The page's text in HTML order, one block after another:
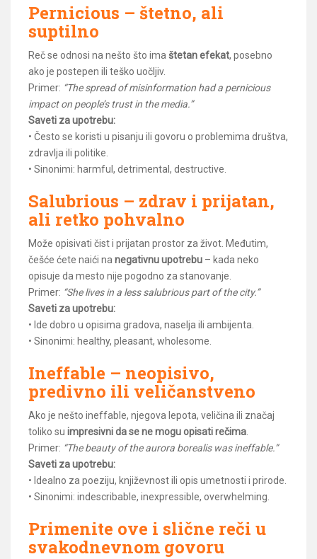
Pernicious – štetno, ali
suptilno
Reč se odnosi na nešto što ima štetan efekat, posebno
ako je postepen ili teško uočljiv.
Primer: “The spread of misinformation had a pernicious
impact on people’s trust in the media.”
Saveti za upotrebu:
• Često se koristi u pisanju ili govoru o problemima društva,
zdravlja ili politike.
• Sinonimi: harmful, detrimental, destructive.
Salubrious – zdrav i prijatan,
ali retko pohvalno
Može opisivati čist i prijatan prostor za život. Međutim,
češće ćete naići na negativnu upotrebu – kada neko
opisuje da mesto nije pogodno za stanovanje.
Primer: “She lives in a less salubrious part of the city.”
Saveti za upotrebu:
• Ide dobro u opisima gradova, naselja ili ambijenta.
• Sinonimi: healthy, pleasant, wholesome.
Ineffable – neopisivo,
predivno ili veličanstveno
Ako je nešto ineffable, njegova lepota, veličina ili značaj
toliko su impresivni da se ne mogu opisati rečima
Primer: “The beauty of the aurora borealis was ineffable.”
Saveti za upotrebu:
• Idealno za poeziju, književnost ili opis umetnosti i prirode.
• Sinonimi: indescribable, inexpressible, overwhelming.
Primenite ove i slične reči u
svakodnevnom govoru